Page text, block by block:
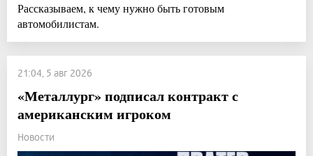
Рассказываем, к чему нужно быть готовым
автомобилистам.
21:04, 5 авг 2026
«Металлург» подписал контракт с
американским игроком
Новости